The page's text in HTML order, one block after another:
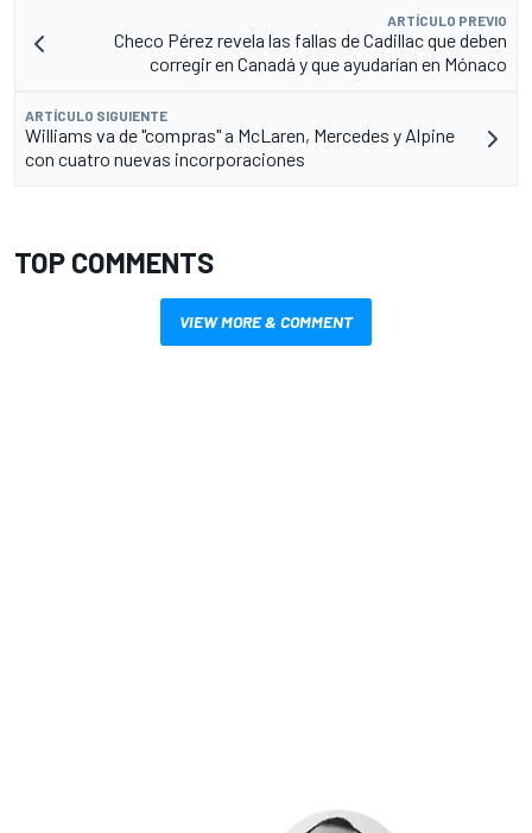
ARTÍCULO PREVIO
Checo Pérez revela las fallas de Cadillac que deben
corregir en Canadá y que ayudarían en Mónaco
ARTÍCULO SIGUIENTE
Williams va de "compras" a McLaren, Mercedes y Alpine
con cuatro nuevas incorporaciones
TOP COMMENTS
VIEW MORE & COMMENT